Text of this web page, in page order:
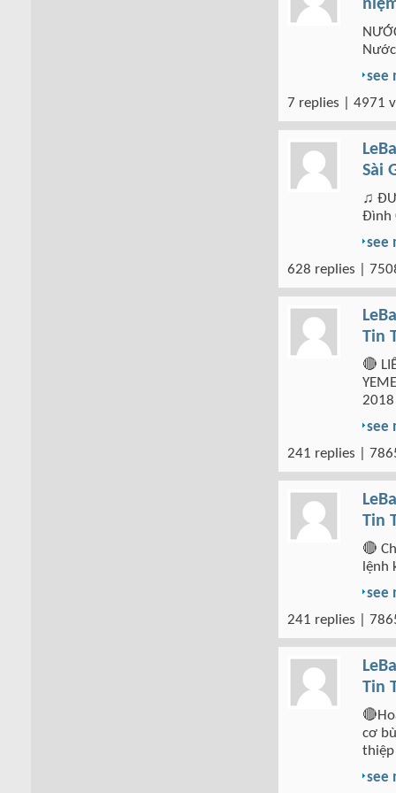
see
7 replies | 4971
Sài
♫
Đình
see
628 replies |
Tin
🔴
see
241 replies |
Tin
🔴
lệnh
see
241 replies |
Tin
cơ
thiệp
see